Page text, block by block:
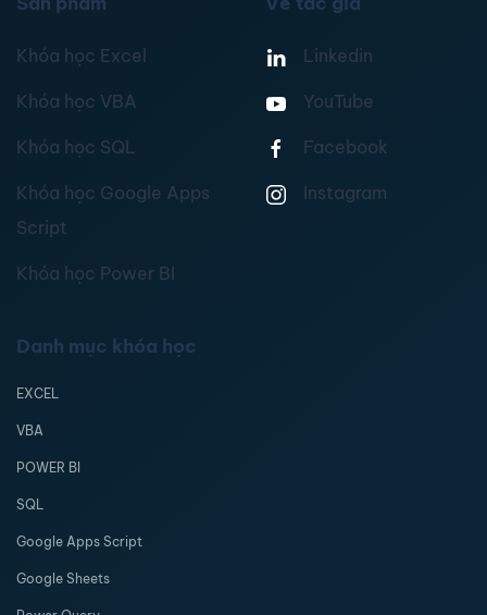
Khóa học Excel
Khóa học VBA
Khóa học SQL
Khóa học Google Apps
Script
Khóa học Power BI
Linkedin
YouTube
Facebook
Instagram
Danh mục khóa học
EXCEL
VBA
POWER BI
SQL
Google Apps Script
Google Sheets